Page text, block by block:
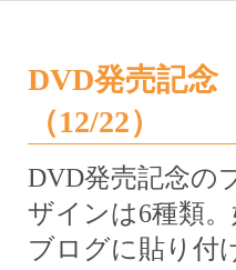
DVD発売記念
（12/22）
DVD発売記念の
ザインは6種類
ブログに貼り付